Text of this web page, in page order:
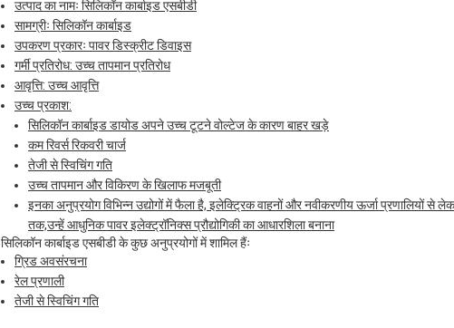
उत्पाद का नामः सिलिकॉन कार्बाइड एसबीडी
सामग्रीः सिलिकॉन कार्बाइड
उपकरण प्रकारः पावर डिस्क्रीट डिवाइस
गर्मी प्रतिरोध: उच्च तापमान प्रतिरोध
आवृत्ति: उच्च आवृत्ति
उच्च प्रकाश:
सिलिकॉन कार्बाइड डायोड अपने उच्च टूटने वोल्टेज के कारण बाहर खड़े
कम रिवर्स रिकवरी चार्ज
तेजी से स्विचिंग गति
उच्च तापमान और विकिरण के खिलाफ मजबूती
इनका अनुप्रयोग विभिन्न उद्योगों में फैला है, इलेक्ट्रिक वाहनों और नवीकरणीय ऊर्जा प्रणालियों से
तक,उन्हें आधुनिक पावर इलेक्ट्रॉनिक्स प्रौद्योगिकी का आधारशिला बनाना
सिलिकॉन कार्बाइड एसबीडी के कुछ अनुप्रयोगों में शामिल हैंः
ग्रिड अवसंरचना
रेल प्रणाली
तेजी से स्विचिंग गति